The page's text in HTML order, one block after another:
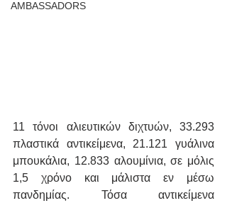
AMBASSADORS
11 τόνοι αλιευτικών διχτυών, 33.293
πλαστικά αντικείμενα, 21.121 γυάλινα
μπουκάλια, 12.833 αλουμίνια, σε μόλις
1,5 χρόνο και μάλιστα εν μέσω
πανδημίας. Τόσα αντικείμενα